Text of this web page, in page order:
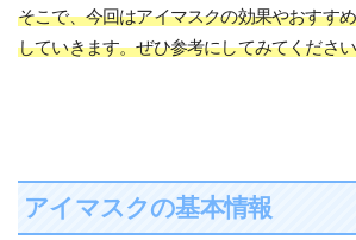
そこで、今回はアイマスクの効果やおすす
していきます。ぜひ参考にしてみてくださ
アイマスクの基本情報